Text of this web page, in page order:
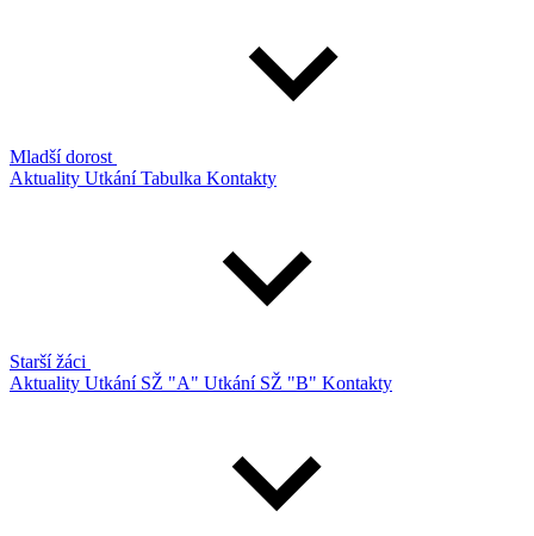
Mladší dorost
Aktuality UtkáníTabulka Kontakty
Starší žáci
Aktuality Utkání SŽ "A" Utkání SŽ "B" Kontakty